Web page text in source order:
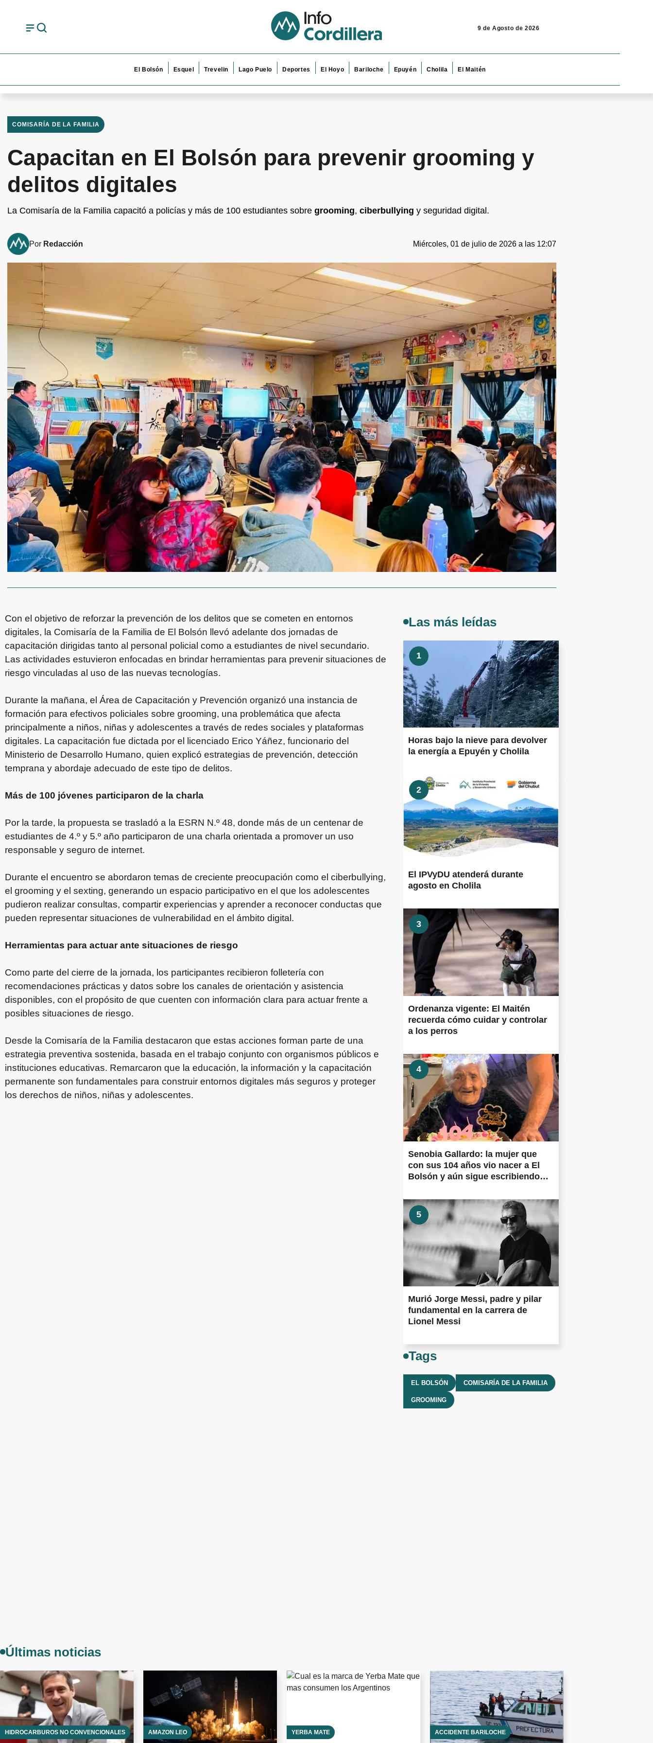
9 de Agosto de 2026
El Bolsón Esquel Trevelin Lago Puelo Deportes El Hoyo Bariloche Epuyén Cholila El Maitén
COMISARÍA DE LA FAMILIA
Capacitan en El Bolsón para prevenir grooming y
delitos digitales
La Comisaría de la Familia capacitó a policías y más de 100 estudiantes sobre grooming, ciberbullying y seguridad digital.
Por Redacción Miércoles, 01 de julio de 2026 a las 12:07
Con el objetivo de reforzar la prevención de los delitos que se cometen en entornos
digitales, la Comisaría de la Familia de El Bolsón llevó adelante dos jornadas de
capacitación dirigidas tanto al personal policial como a estudiantes de nivel secundario.
Las actividades estuvieron enfocadas en brindar herramientas para prevenir situaciones de
riesgo vinculadas al uso de las nuevas tecnologías.
Durante la mañana, el Área de Capacitación y Prevención organizó una instancia de
formación para efectivos policiales sobre grooming, una problemática que afecta
principalmente a niños, niñas y adolescentes a través de redes sociales y plataformas
digitales. La capacitación fue dictada por el licenciado Erico Yáñez, funcionario del
Ministerio de Desarrollo Humano, quien explicó estrategias de prevención, detección
temprana y abordaje adecuado de este tipo de delitos.
Más de 100 jóvenes participaron de la charla
Por la tarde, la propuesta se trasladó a la ESRN N.º 48, donde más de un centenar de
estudiantes de 4.º y 5.º año participaron de una charla orientada a promover un uso
responsable y seguro de internet.
Durante el encuentro se abordaron temas de creciente preocupación como el ciberbullying,
el grooming y el sexting, generando un espacio participativo en el que los adolescentes
pudieron realizar consultas, compartir experiencias y aprender a reconocer conductas que
pueden representar situaciones de vulnerabilidad en el ámbito digital.
Herramientas para actuar ante situaciones de riesgo
Como parte del cierre de la jornada, los participantes recibieron folletería con
recomendaciones prácticas y datos sobre los canales de orientación y asistencia
disponibles, con el propósito de que cuenten con información clara para actuar frente a
posibles situaciones de riesgo.
Desde la Comisaría de la Familia destacaron que estas acciones forman parte de una
estrategia preventiva sostenida, basada en el trabajo conjunto con organismos públicos e
instituciones educativas. Remarcaron que la educación, la información y la capacitación
permanente son fundamentales para construir entornos digitales más seguros y proteger
los derechos de niños, niñas y adolescentes.
Las más leídas
1
Horas bajo la nieve para devolver
la energía a Epuyén y Cholila
2
El IPVyDU atenderá durante
agosto en Cholila
3
Ordenanza vigente: El Maitén
recuerda cómo cuidar y controlar
a los perros
4
Senobia Gallardo: la mujer que
con sus 104 años vio nacer a El
Bolsón y aún sigue escribiendo
5
Murió Jorge Messi, padre y pilar
fundamental en la carrera de
Lionel Messi
Tags
EL BOLSÓN COMISARÍA DE LA FAMILIA
GROOMING
Últimas noticias
HIDROCARBUROS NO CONVENCIONALES AMAZON LEO YERBA MATE ACCIDENTE BARILOCHE